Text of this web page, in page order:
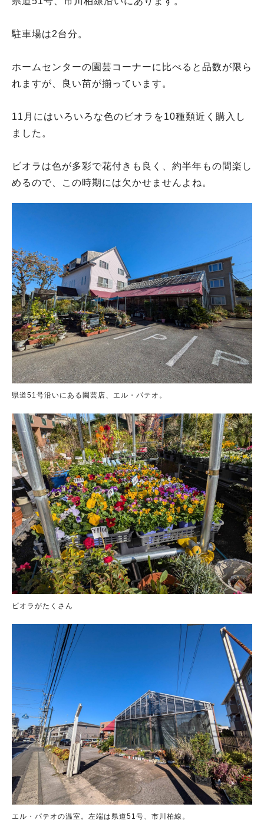
駐車場は2台分。
ホームセンターの園芸コーナーに比べると品数が限ら
れますが、良い苗が揃っています。
11月にはいろいろな色のビオラを10種類近く購入し
ました。
ビオラは色が多彩で花付きも良く、約半年もの間楽し
めるので、この時期には欠かせませんよね。
県道51号沿いにある園芸店、エル・パテオ。
ビオラがたくさん
エル・パテオの温室。左端は県道51号、市川柏線。